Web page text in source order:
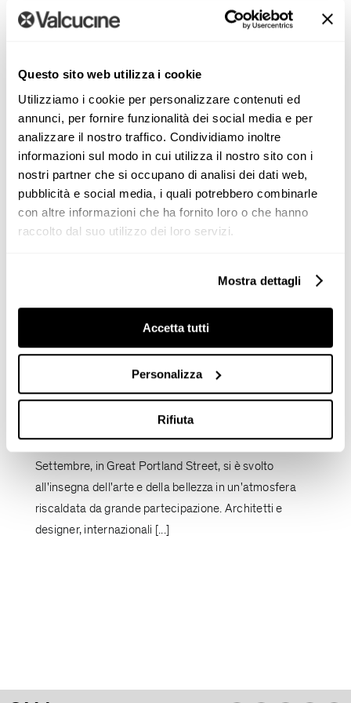
Questo sito web utilizza i cookie
Utilizziamo i cookie per personalizzare contenuti ed
annunci, per fornire funzionalità dei social media e per
analizzare il nostro traffico. Condividiamo inoltre
informazioni sul modo in cui utilizza il nostro sito con i
nostri partner che si occupano di analisi dei dati web,
pubblicità e social media, i quali potrebbero combinarle
con altre informazioni che ha fornito loro o che hanno
raccolto dal suo utilizzo dei loro servizi.
Mostra dettagli
Accetta tutti
Personalizza
Rifiuta
atterra a LONDRA
Dopo il successo ottenuto durante la MilanoDesign
Week 2019, continua il Tour mondiale di Logica Celata
con la sua prima tappa internazionale aLondranel
flagship store Valcucine |ForzaProjects [...]
Photogallery Evento Valcucine @
London Design Festival
L'opening diValcucine London, avvenuto martedì 19
Settembre, in Great Portland Street, si è svolto
all'insegna dell'arte e della bellezza in un'atmosfera
riscaldata da grande partecipazione. Architetti e
designer, internazionali [...]